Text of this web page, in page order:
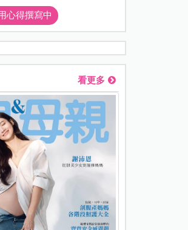
心得撰寫中
看更多